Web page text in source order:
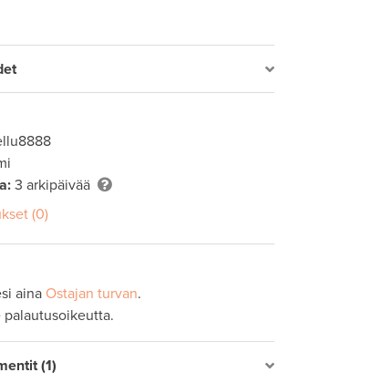
3 arkipäivää
(0)
aina Ostajan turvan.
(1)